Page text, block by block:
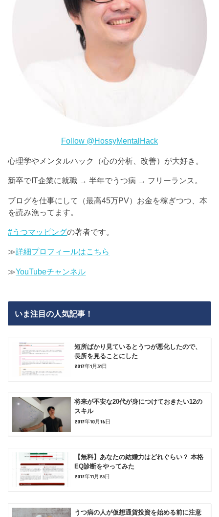
Follow @HossyMentalHack
心理学やメンタルハック（心の分析、改善）が大好き。
新卒でIT企業に就職 → 半年でうつ病 → フリーランス。
ブログを仕事にして（最高45万PV）お金を稼ぎつつ、本
を読み漁ってます。
#うつマッピングの著者です。
≫詳細プロフィールはこちら
≫YouTubeチャンネル
いま注目の人気記事！
短所ばかり見ているとうつが悪化したので、
長所を見ることにした
2017年1月31日
将来が不安な20代が身につけておきたい12の
スキル
2017年10月16日
【無料】あなたの結婚力はどれぐらい？ 本格
EQ診断をやってみた
2017年11月23日
うつ病の人が仮想通貨投資を始める前に注意